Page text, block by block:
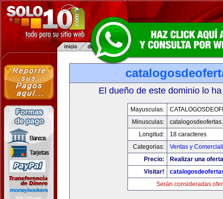
El dueño de este dominio lo
Mayusculas:
Minusculas:
Longitud:
18 caracteres
Categorias:
Ventas y
Precio:
Realizar una
Visitar!
Serán consideradas